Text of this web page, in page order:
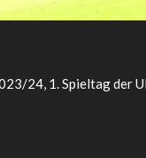
24, 1. Spieltag der